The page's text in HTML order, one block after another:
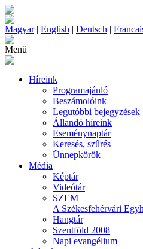
Magyar| English | Deutsch |
Menü
Híreink
Programajánló
Beszámolóink
Legutóbbi bejegyzések
Állandó híreink
Eseménynaptár
Keresés, szűrés
Ünnepkörök
Média
Képtár
Videótár
SZEM
A Székesfehérvári
Hangtár
Szentföld 2008
Napi evangélium